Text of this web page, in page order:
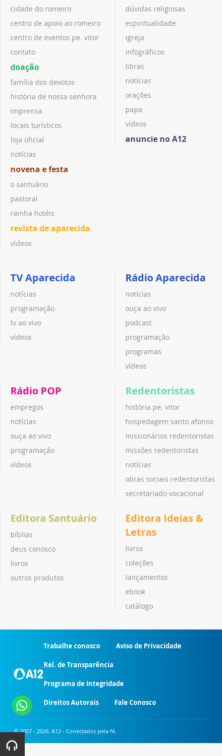
cidade do romeiro
centro de apoio ao romeiro
centro de eventos pe. vitor
contato
doação
família dos devotos
história de nossa senhora
imprensa
locais turísticos
loja oficial
notícias
novena e festa
o santuário
pastoral
rainha hotéis
revista de aparecida
vídeos
dúvidas religiosas
espiritualidade
igreja
infográficos
libras
notícias
orações
papa
vídeos
anuncie no A12
TV Aparecida
notícias
programação
tv ao vivo
vídeos
Rádio Aparecida
notícias
ouça ao vivo
podcast
programação
programas
vídeos
Rádio POP
empregos
notícias
ouça ao vivo
programação
vídeos
Redentoristas
história pe. vitor
hospedagem santo afonso
missionários redentoristas
missões redentoristas
notícias
obras sociais redentoristas
secretariado vocacional
Editora Santuário
bíblias
deus conosco
livros
outros produtos
Editora Ideias &
Letras
livros
coleções
lançamentos
ebook
catálogo
Trabalhe conosco Aviso de Privacidade
Rel. de Transparência
Programa de Integridade
Direitos Autorais Fale Conosco
© 2007 - 2026. A12 - Conectados pela fé.